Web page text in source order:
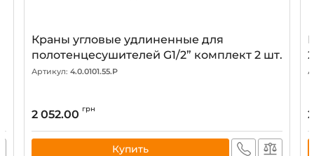
Краны угловые удлиненные для
полотенцесушителей G1/2” комплект 2 шт.
Артикул: 4.0.0101.55.P
2 052.00 грн
Купить